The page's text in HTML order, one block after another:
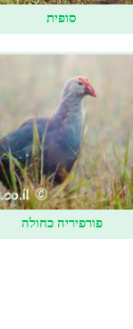
סופית
פורפיריה כחולה